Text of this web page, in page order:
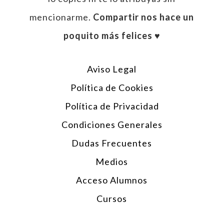
mencionarme. Compartir nos hace un
poquito más felices ♥︎
Aviso Legal
Política de Cookies
Política de Privacidad
Condiciones Generales
Dudas Frecuentes
Medios
Acceso Alumnos
Cursos